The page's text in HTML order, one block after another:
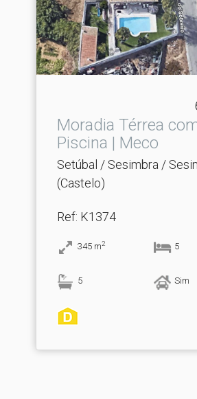
Moradia Térrea
Piscina | Meco
Setúbal / Sesimbra /
(Castelo)
Ref: K1374
345 m2 5
5 Sim